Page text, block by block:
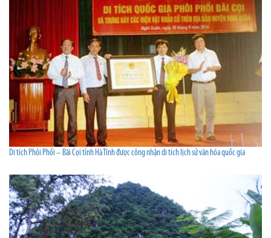
Di tích Phôi Phối – Bãi Cọi tỉnh Hà Tĩnh được công nhận di tích lịch sử văn hóa quốc gia